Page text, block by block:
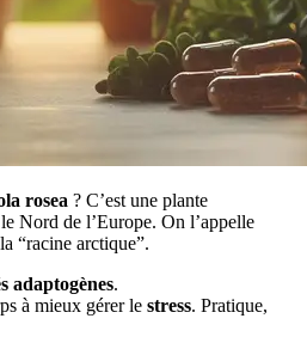
rosea ? C’est une plante
Nord de l’Europe. On l’appelle
“racine arctique”.
adaptogènes.
à mieux gérer le stress. Pratique,